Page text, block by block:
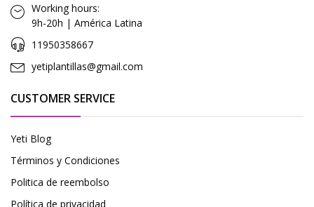
Working hours:
9h-20h | América Latina
11950358667
yetiplantillas@gmail.com
CUSTOMER SERVICE
Yeti Blog
Términos y Condiciones
Politica de reembolso
Política de privacidad